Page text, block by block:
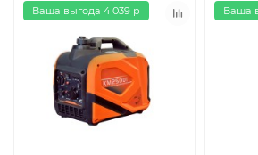
Ваша выгода 4 039 р Ваша